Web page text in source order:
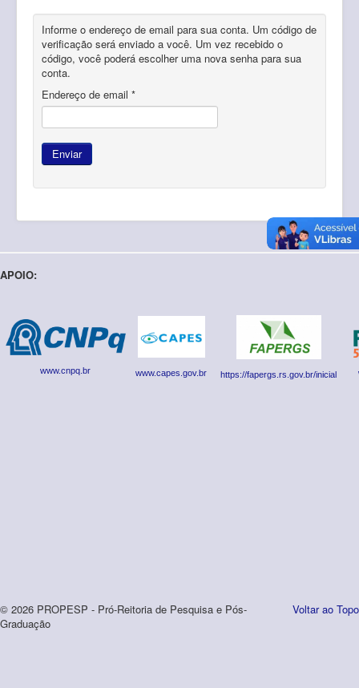
Multiusuário
Internacionalização.
Editais
Comitês
Contato
Informe o endereço de email para sua conta. Um código de
verificação será enviado a você. Um vez recebido o
código, você poderá escolher uma nova senha para sua
conta.
Endereço de email *
Enviar
APOIO:
www.cnpq.br www.capes.gov.br https://fapergs.rs.gov.br/inicial
Voltar ao Topo
© 2026 PROPESP - Pró-Reitoria de Pesquisa e Pós-
Graduação